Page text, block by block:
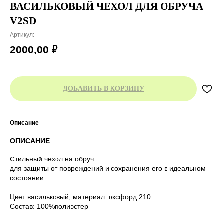
ВАСИЛЬКОВЫЙ ЧЕХОЛ ДЛЯ ОБРУЧА
V2SD
Артикул:
2000,00 ₽
ДОБАВИТЬ В КОРЗИНУ
Описание
ОПИСАНИЕ
Стильный чехол на обруч
для защиты от повреждений и сохранения его в идеальном
состоянии.
Цвет васильковый, материал: оксфорд 210
Состав: 100%полиэстер